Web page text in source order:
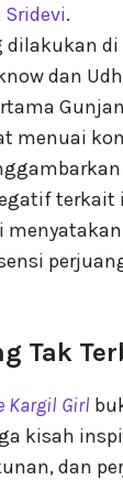
Sridevi.
dilakukan
dan
menuai
terkait
Tak
Kargil Girl
kisah
dan